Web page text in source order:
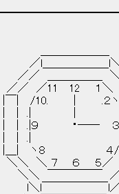
＿＿＿l＼
＿＿＿ ＼
12 １＼ ＼
| .２ヽ |
| | |
―― ３| |
| |;::::
４/ |＿
６ ５／
￣￣￣ ／
￣￣￣l